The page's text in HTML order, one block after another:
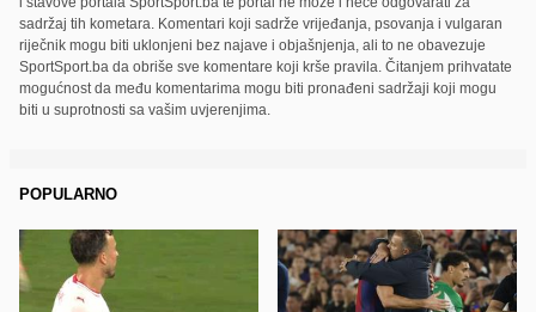
sadržaj tih kometara. Komentari koji sadrže vrijeđanja, psovanja i vulgaran
riječnik mogu biti uklonjeni bez najave i objašnjenja, ali to ne obavezuje
SportSport.ba da obriše sve komentare koji krše pravila. Čitanjem prihvatate
mogućnost da među komentarima mogu biti pronađeni sadržaji koji mogu
biti u suprotnosti sa vašim uvjerenjima.
POPULARNO